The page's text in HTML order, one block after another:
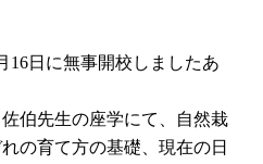
16日に無事開校しましたあ
伯先生の座学にて、自然栽
の育て方の基礎、現在の日